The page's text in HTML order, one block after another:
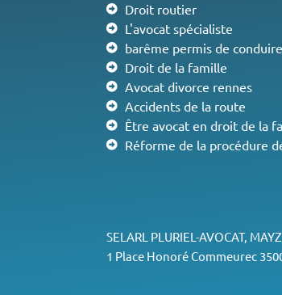
Droit routier
L'avocat spécialiste
barême permis de conduire
Droit de la famille
Avocat divorce rennes
Accidents de la route
Être avocat en droit de la
Réforme de la procédure
SELARL PLURIEL-AVOCAT,
1 Place Honoré Commeurec